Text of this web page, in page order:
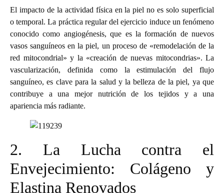
El impacto de la actividad física en la piel no es solo superficial
o temporal. La práctica regular del ejercicio induce un fenómeno
conocido como angiogénesis, que es la formación de nuevos
vasos sanguíneos en la piel, un proceso de «remodelación de la
red mitocondrial» y la «creación de nuevas mitocondrias». La
vascularización, definida como la estimulación del flujo
sanguíneo, es clave para la salud y la belleza de la piel, ya que
contribuye a una mejor nutrición de los tejidos y a una
apariencia más radiante.
2. La Lucha contra el
Envejecimiento: Colágeno y
Elastina Renovados